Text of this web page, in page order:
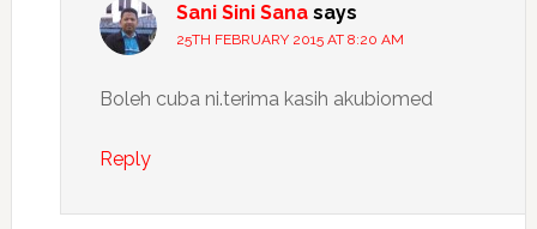
Sani Sini Sana says
25TH FEBRUARY 2015 AT 8:20 AM
Boleh cuba ni.terima kasih akubiomed
Reply